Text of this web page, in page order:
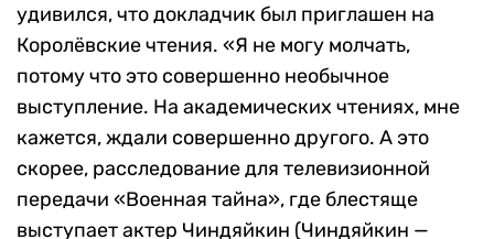
удивился, что докладчик был приглашен на
Королёвские чтения. «Я не могу молчать,
потому что это совершенно необычное
выступление. На академических чтениях, мне
кажется, ждали совершенно другого. А это
скорее, расследование для телевизионной
передачи «Военная тайна», где блестяще
выступает актер Чиндяйкин (Чиндяйкин —